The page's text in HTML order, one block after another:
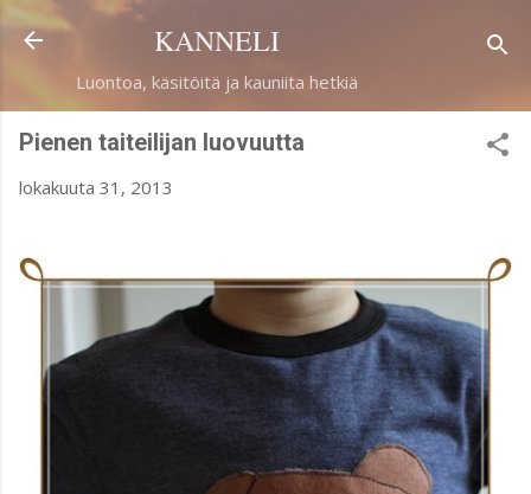
Siirry pääsisältöön
KANNELI
Luontoa, käsitöitä ja kauniita hetkiä
Pienen taiteilijan luovuutta
lokakuuta 31, 2013